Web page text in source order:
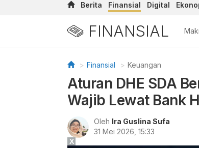
Berita Finansial Digital
FINANSIAL
Finansial Keuangan
Aturan DHE SDA
Wajib Lewat Bank
Oleh Ira Guslina Sufa
31 Mei 2026, 15:33
X